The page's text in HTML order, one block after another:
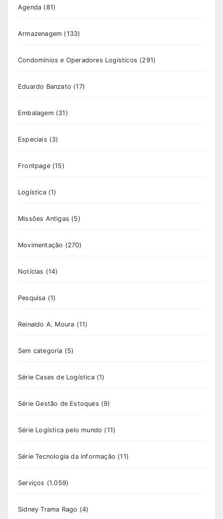
Agenda (81)
Armazenagem (133)
Condomínios e Operadores Logísticos (291)
Eduardo Banzato (17)
Embalagem(31)
Especiais (3)
Frontpage(15)
Logística(1)
Missões Antigas (5)
Movimentação (270)
Notícias (14)
Pesquisa (1)
Reinaldo A. Moura (11)
Sem categoria (5)
Série Cases de Logística(1)
Série Gestão de Estoques (9)
Série Logística pelo mundo (11)
Série Tecnologia da informação (11)
Serviços (1.059)
Sidney Trama Rago (4)